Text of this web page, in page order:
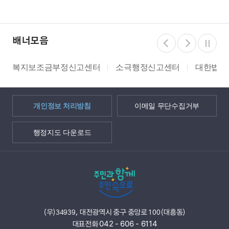
배너모음
복지보조금부정신고센터 소극행정신고센터 대한법률
개인정보 처리방침 이메일 무단수집거부
행정지도 다운로드
(우)34939, 대전광역시 중구 중앙로 100(대흥동)
대표전화042 - 606 - 6114